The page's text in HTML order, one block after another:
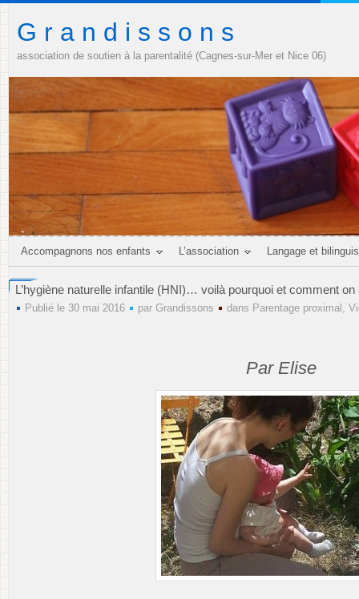
G r a n d i s s o n s
association de soutien à la parentalité (Cagnes-sur-Mer et Nice 06)
Accompagnons nos enfants L’association Langage et
L’hygiène naturelle infantile (HNI)… voilà pourquoi et comment on
Publié le 30 mai 2016 par Grandissons dans Parentage proximal ,
Par Elise